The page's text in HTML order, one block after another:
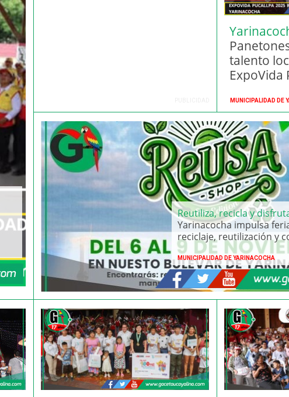
Feria
talento
ExpoVida
MUNICIPALIDAD DE
Reutiliza, recicla y
Yarinacocha impulsa
reciclaje, reutilización y
MUNICIPALIDAD DE YARINACOCHA